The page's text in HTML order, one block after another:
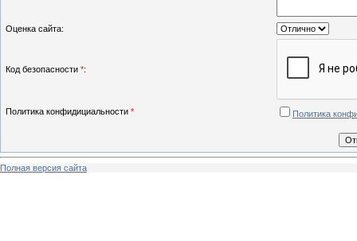
Оценка сайта:
Код безопасности *:
Политика конфидициальности * Политика
Полная версия сайта